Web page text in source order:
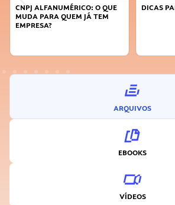
DICAS PARA OBTER CRÉDITO
FAÇA A
ARQUIVOS
EBOOKS
VÍDEOS